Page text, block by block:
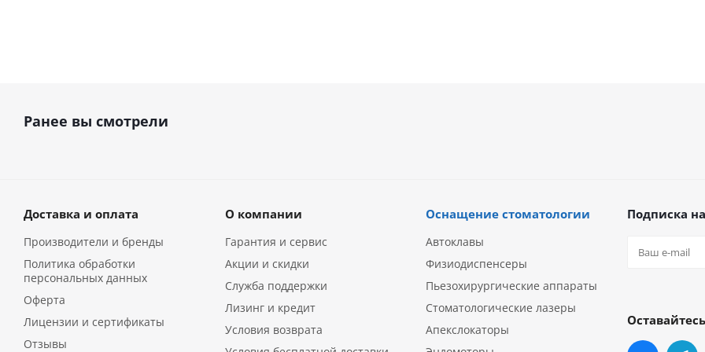
Ранее вы смотрели
Доставка и оплата
Производители и бренды
Политика обработки
персональных данных
Оферта
Лицензии и сертификаты
Отзывы
О компании
Гарантия и сервис
Акции и скидки
Служба поддержки
Лизинг и кредит
Условия возврата
Оснащение стоматологии
Автоклавы
Физиодиспенсеры
Пьезохирургические аппараты
Стоматологические лазеры
Апекслокаторы
Подписка